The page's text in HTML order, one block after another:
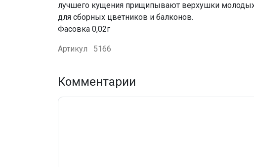
лучшего кущения прищипывают верхушки молодых
для сборных цветников и балконов.
Фасовка 0,02г
Артикул 5166
Комментарии